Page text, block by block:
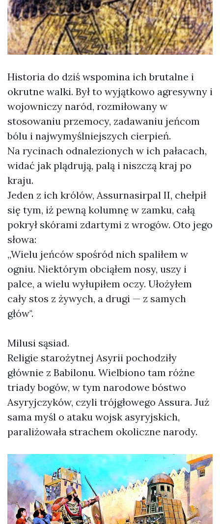
Historia do dziś wspomina ich brutalne i
okrutne walki. Był to wyjątkowo agresywny i
wojowniczy naród, rozmiłowany w
stosowaniu przemocy, zadawaniu jeńcom
bólu i najwymyślniejszych cierpień.
Na rycinach odnalezionych w ich pałacach,
widać jak plądrują, palą i niszczą kraj po
kraju.
Jeden z ich królów, Assurnasirpal II, chełpił
się tym, iż pewną kolumnę w zamku, całą
pokrył skórami zdartymi z wrogów. Oto jego
słowa:
„Wielu jeńców spośród nich spaliłem w
ogniu. Niektórym obciąłem nosy, uszy i
palce, a wielu wyłupiłem oczy. Ułożyłem
cały stos z żywych, a drugi — z samych
głów".
Milusi sąsiad.
Religie starożytnej Asyrii pochodziły
głównie z Babilonu. Wielbiono tam różne
triady bogów, w tym narodowe bóstwo
Asyryjczyków, czyli trójgłowego Assura. Już
sama myśl o ataku wojsk asyryjskich,
paraliżowała strachem okoliczne narody.